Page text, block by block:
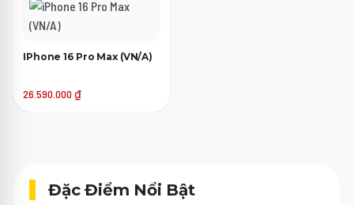
IPhone 16 Pro Max (VN/A)
26.590.000 ₫
Đặc Điểm Nổi Bật